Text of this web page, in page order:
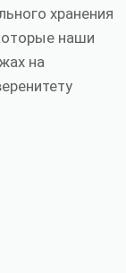
хранения
наши
на